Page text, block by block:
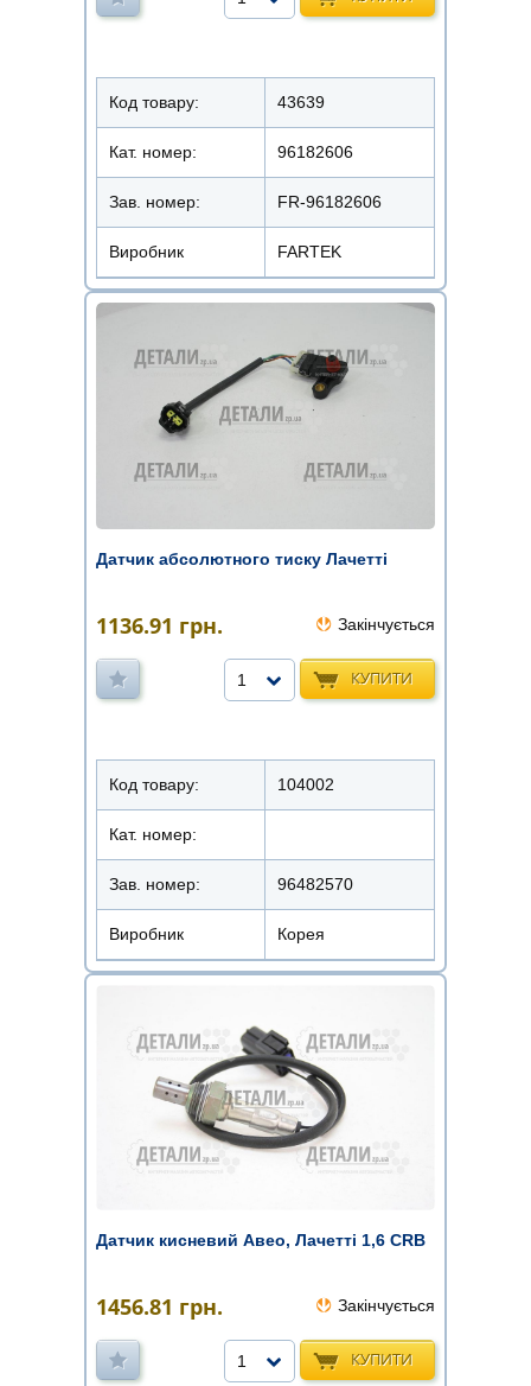
Код товару: 43639
Кат. номер: 96182606
Зав. номер: FR-96182606
Виробник FARTEK
Датчик абсолютного тиску Лачетті
1136.91 грн. Закінчується
КУПИТИ
1
Код товару: 104002
Кат. номер:
Зав. номер: 96482570
Виробник Корея
Датчик кисневий Авео, Лачетті 1,6 CRB
1456.81 грн. Закінчується
КУПИТИ
1